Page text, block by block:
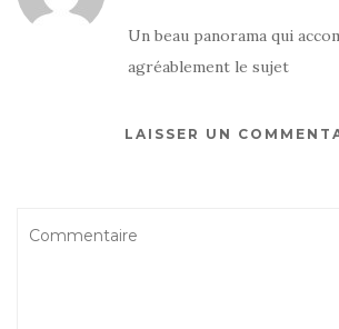
Un beau panorama qui
agréablement le sujet
LAISSER UN